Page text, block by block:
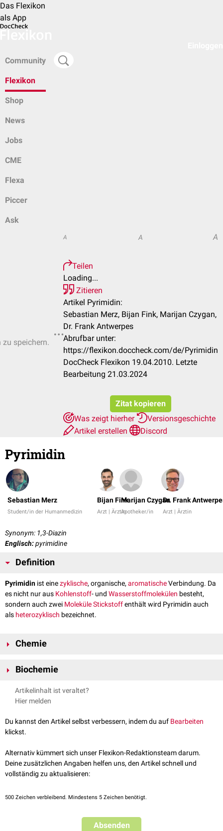
Das Flexikon
als App
Community
Flexikon
Shop
News
Jobs
CME
Flexa
Piccer
Ask
zu speichern.
A A A
Teilen
Loading...
Zitieren
Artikel Pyrimidin:
Sebastian Merz, Bijan Fink, Marijan Czygan,
Dr. Frank Antwerpes
Abrufbar unter:
https://flexikon.doccheck.com/de/Pyrimidin
DocCheck Flexikon 19.04.2010. Letzte
Bearbeitung 21.03.2024
Zitat kopieren
Was zeigt hierher
Versionsgeschichte
Artikel erstellen
Discord
Pyrimidin
Sebastian Merz
Student/in der Humanmedizin
Bijan Fink
Arzt | Ärztin
Marijan Czygan
Apotheker/in
Dr. Frank
Arzt | Ärztin
Synonym: 1,3-Diazin
Englisch:pyrimidine
Definition
Pyrimidin ist einezyklische, organische, aromatischeVerbindung. Da
es nicht nur aus Kohlenstoff- und Wasserstoffmolekülen besteht,
sondern auch zwei MoleküleStickstoffenthält wird Pyrimidin auch
als heterozyklisch bezeichnet.
Chemie
lösen lässt. DerSchmelzpunkt
Strukturformel
Biochemie
Vom Pyrimidin leiten sich viele wichtige Verbindungen und Stoffklassen
ab. So ist Pyrimidin die Grundlage für die organischen
Aber auch in der Pharmakologiekommen Pyrimidin-Derivatehäufig vor.
So sind sie Bestandteil von verschiedenen
Artikelinhalt ist veraltet?
Hier melden
Du kannst den Artikel selbst verbessern, indem du auf Bearbeiten
klickst.
Alternativ kümmert sich unser Flexikon-Redaktionsteam darum.
Deine zusätzlichen Angaben helfen uns, den Artikel schnell und
vollständig zu aktualisieren:
500 Zeichen verbleibend. Mindestens 5 Zeichen benötigt.
Absenden